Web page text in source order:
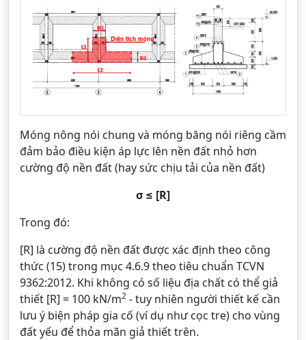
Móng nông nói chung và móng băng nói riêng cầm
đảm bảo điều kiện áp lực lên nền đất nhỏ hơn
cường độ nền đất (hay sức chịu tải của nền đất)
σ ≤ [R]
Trong đó:
[R] là cường độ nền đất được xác định theo công
thức (15) trong mục 4.6.9 theo tiêu chuẩn TCVN
9362:2012. Khi không có số liệu địa chất có thể giả
thiết [R] = 100 kN/m2 - tuy nhiên người thiết kế cần
lưu ý biện pháp gia cố (ví dụ như cọc tre) cho vùng
đất yếu để thỏa mãn giả thiết trên.